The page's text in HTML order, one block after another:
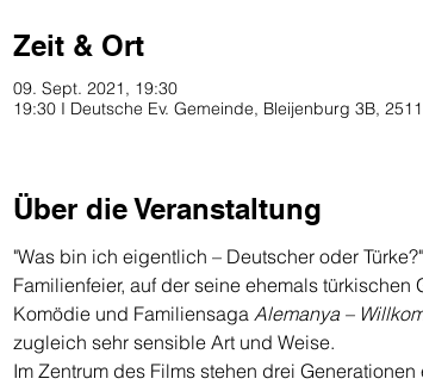
Zeit & Ort
09. Sept. 2021, 19:30
19:30 I Deutsche Ev. Gemeinde, Bleijenburg 3B,
Über die Veranstaltung
"Was bin ich eigentlich – Deutscher oder
Familienfeier, auf der seine ehemals
Komödie und Familiensaga Alemanya –
zugleich sehr sensible Art und Weise.
Im Zentrum des Films stehen drei